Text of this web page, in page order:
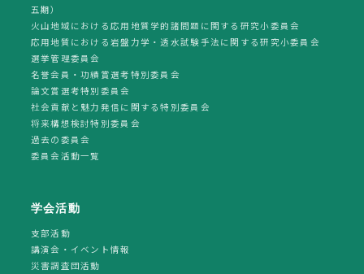
五期）
火山地域における応用地質学的諸問題に関する研究小委員会
応用地質における岩盤力学・透水試験手法に関する研究小委員会
選挙管理委員会
名誉会員・功績賞選考特別委員会
論文賞選考特別委員会
社会貢献と魅力発信に関する特別委員会
将来構想検討特別委員会
過去の委員会
委員会活動一覧
学会活動
支部活動
講演会・イベント情報
災害調査団活動